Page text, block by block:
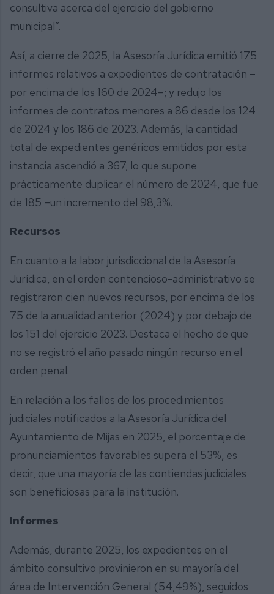
consultiva acerca del ejercicio del gobierno
municipal”.
Así, a cierre de 2025, la Asesoría Jurídica emitió 175
informes relativos a expedientes de contratación –
por encima de los 160 de 2024–; y redujo los
informes de contratos menores a 86 desde los 124
de 2024 y los 186 de 2023. Además, la cantidad
total de expedientes genéricos emitidos por esta
instancia ascendió a 367, lo que supone
prácticamente duplicar el número de 2024, que fue
de 185 –un incremento del 98,3%.
Recursos
En cuanto a la labor jurisdiccional de la Asesoría
Jurídica, en el orden contencioso-administrativo se
registraron cien nuevos recursos, por encima de los
75 de la anualidad anterior (2024) y por debajo de
los 151 del ejercicio 2023. Destaca el hecho de que
no se registró el año pasado ningún recurso en el
orden penal.
En relación a los fallos de los procedimientos
judiciales notificados a la Asesoría Jurídica del
Ayuntamiento de Mijas en 2025, el porcentaje de
pronunciamientos favorables supera el 53%, es
decir, que una mayoría de las contiendas judiciales
son beneficiosas para la institución.
Informes
Además, durante 2025, los expedientes en el
ámbito consultivo provinieron en su mayoría del
área de Intervención General (54,49%), seguidos